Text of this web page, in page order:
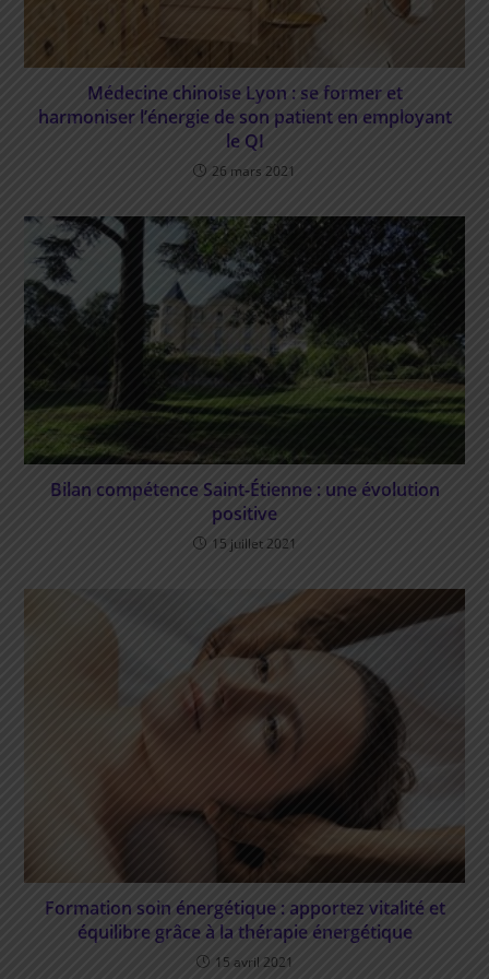
Médecine chinoise Lyon : se former et
harmoniser l’énergie de son patient en employant
le QI
26 mars 2021
Bilan compétence Saint-Étienne : une évolution
positive
15 juillet 2021
Formation soin énergétique : apportez vitalité et
équilibre grâce à la thérapie énergétique
15 avril 2021